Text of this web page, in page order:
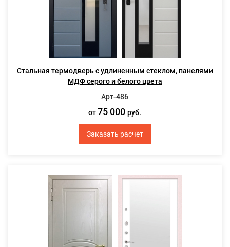
Стальная термодверь с удлиненным стеклом, панелями
МДФ серого и белого цвета
Арт-486
от 75 000руб.
Заказать расчет